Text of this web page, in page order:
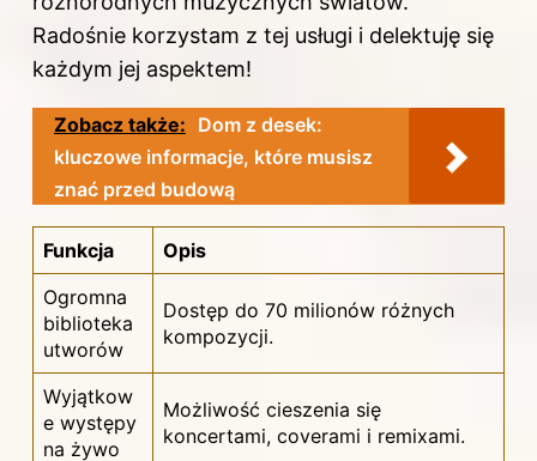
Radośnie korzystam z tej usługi i delektuję się
każdym jej aspektem!
Zobacz także: Dom z desek:
kluczowe informacje, które musisz
znać przed budową
Funkcja
Opis
Ogromna
biblioteka
utworów
Dostęp do 70 milionów różnych
kompozycji.
Wyjątkow
e występy
na żywo
Możliwość cieszenia się
koncertami, coverami i remixami.